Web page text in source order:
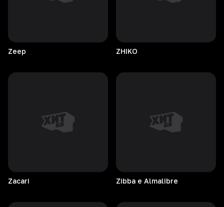
Zeep ZHIKO
Zacari Zibba e Almalibre